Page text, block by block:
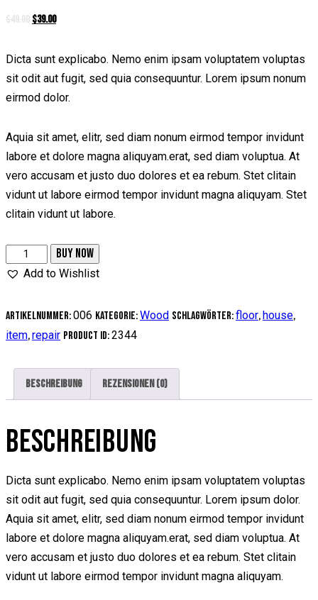
$49.00 $39.00
Dicta sunt explicabo. Nemo enim ipsam voluptatem voluptas
sit odit aut fugit, sed quia consequuntur. Lorem ipsum nonum
eirmod dolor.
Aquia sit amet, elitr, sed diam nonum eirmod tempor invidunt
labore et dolore magna aliquyam.erat, sed diam voluptua. At
vero accusam et justo duo dolores et ea rebum. Stet clitain
vidunt ut labore eirmod tempor invidunt magna aliquyam. Stet
clitain vidunt ut labore.
BUY NOW
Add to Wishlist
Artikelnummer:006 Kategorie:Wood Schlagwörter:floor,house,
item,repair Product ID:2344
Beschreibung Rezensionen (0)
BESCHREIBUNG
Dicta sunt explicabo. Nemo enim ipsam voluptatem voluptas
sit odit aut fugit, sed quia consequuntur. Lorem ipsum dolor.
Aquia sit amet, elitr, sed diam nonum eirmod tempor invidunt
labore et dolore magna aliquyam.erat, sed diam voluptua. At
vero accusam et justo duo dolores et ea rebum. Stet clitain
vidunt ut labore eirmod tempor invidunt magna aliquyam.